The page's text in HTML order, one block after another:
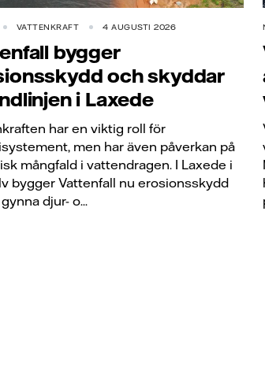
VATTENKRAFT 4 AUGUSTI 2026
bygger
och skyddar
i Laxede
har en viktig roll för
men har även påverkan på
mångfald i vattendragen. I Laxede i
bygger Vattenfall nu erosionsskydd
djur- o...